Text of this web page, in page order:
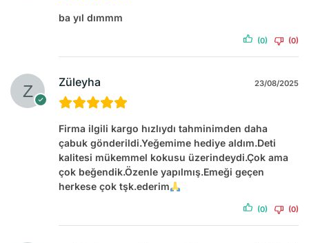
ba yıl dımmm
(0) (0)
Züleyha 23/08/2025
Firma ilgili kargo hızlıydı tahminimden daha
çabuk gönderildi.Yeğemime hediye aldım.Deti
kalitesi mükemmel kokusu üzerindeydi.Çok ama
çok beğendik.Özenle yapılmış.Emeği geçen
herkese çok tşk.ederim
(0) (0)